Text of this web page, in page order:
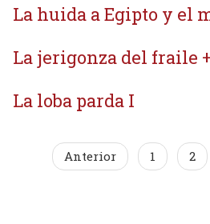
La huida a Egipto y el
La jerigonza del fraile
La loba parda I
Anterior 1 2